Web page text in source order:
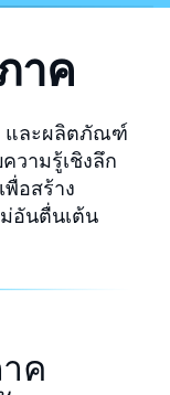
าค
และผลิตภัณฑ์
วามรู้เชิงลึก
อสร้าง
อันตื่นเต้น
ค